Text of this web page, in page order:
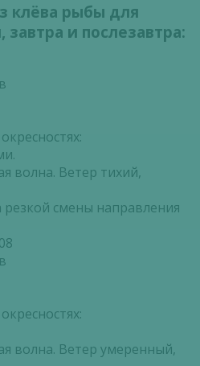
клёва рыбы для
завтра и послезавтра:
волна. Ветер тихий,
смены направления
волна. Ветер умеренный,